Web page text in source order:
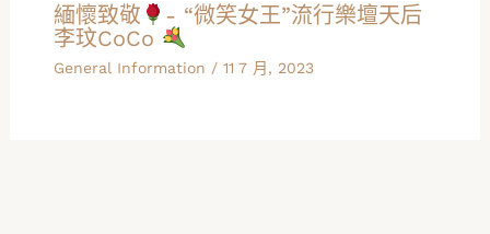
緬懷致敬
- “微笑女王”流行樂壇天后
李玟CoCo
General Information / 11 7 月, 2023